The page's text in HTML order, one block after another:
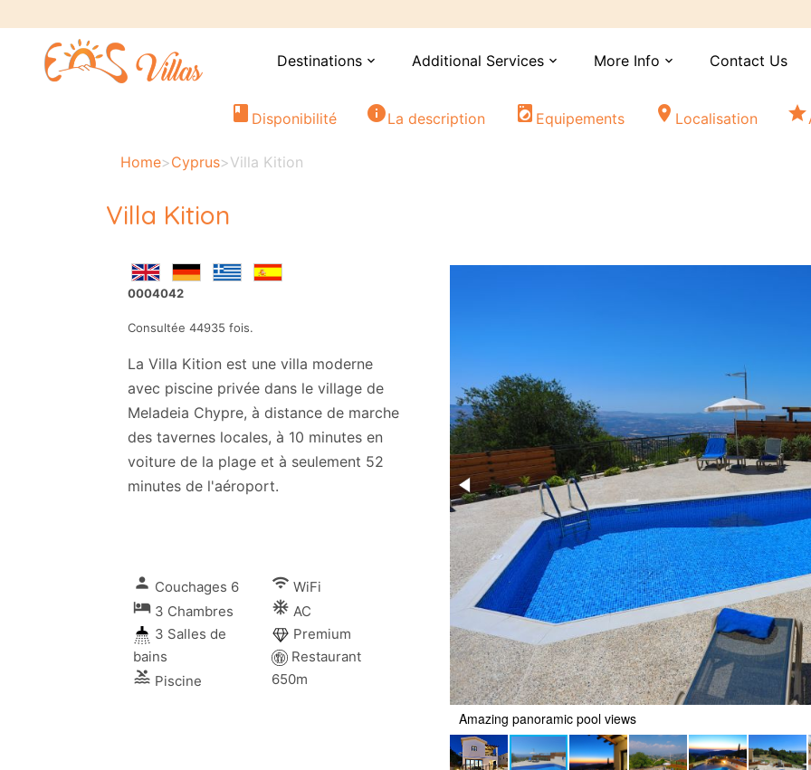
Destinations expand_more Additional Services expand_more More Info expand_more Contact Us
book Disponibilité infoLa description local_laundry_service Equipements location_on Localisation star
Home>Cyprus>Villa Kition
Villa Kition
0004042
Consultée 44935 fois.
La Villa Kition est une villa moderne
avec piscine privée dans le village de
Meladeia Chypre, à distance de marche
des tavernes locales, à 10 minutes en
voiture de la plage et à seulement 52
minutes de l'aéroport.
person Couchages 6
local_hotel 3 Chambres
bains
pool Piscine
wifi WiFi
ac_unitif
AC
Premium
Restaurant
650m
Amazing panoramic pool views